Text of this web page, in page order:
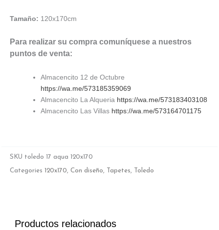
Tamaño: 120x170cm
Para realizar su compra comuníquese a nuestros
puntos de venta:
Almacencito 12 de Octubre
https://wa.me/573185359069
Almacencito La Alqueria https://wa.me/573183403108
Almacencito Las Villas https://wa.me/573164701175
SKU toledo 17 aqua 120x170
Categories 120x170 Con diseño Tapetes Toledo
Productos relacionados